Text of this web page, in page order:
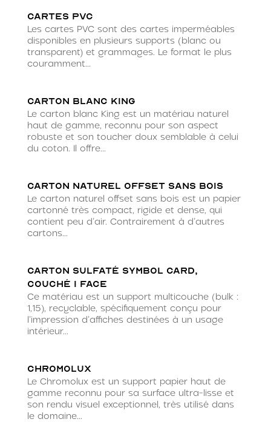
Cartes PVC
Les cartes PVC sont des cartes imperméables
disponibles en plusieurs supports (blanc ou
transparent) et grammages. Le format le plus
couramment...
Carton blanc King
Le carton blanc King est un matériau naturel
haut de gamme, reconnu pour son aspect
robuste et son toucher doux semblable à celui
du coton. Il offre...
Carton naturel offset sans bois
Le carton naturel offset sans bois est un papier
cartonné très compact, rigide et dense, qui
contient peu d’air. Contrairement à d’autres
cartons...
Carton sulfaté Symbol Card,
couché 1 face
Ce matériau est un support multicouche (bulk :
1,15), recyclable, spécifiquement conçu pour
l’impression d’affiches destinées à un usage
intérieur...
Chromolux
Le Chromolux est un support papier haut de
gamme reconnu pour sa surface ultra-lisse et
son rendu visuel exceptionnel, très utilisé dans
le domaine...